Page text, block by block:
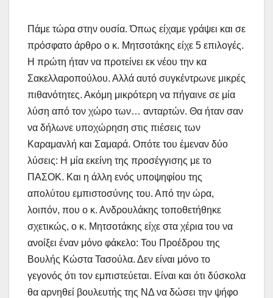
Πάμε τώρα στην ουσία. Όπως είχαμε γράψει και σε
πρόσφατο άρθρο ο κ. Μητσοτάκης είχε 5 επιλογές.
Η πρώτη ήταν να προτείνει εκ νέου την κα
Σακελλαροπούλου. Αλλά αυτό συγκέντρωνε μικρές
πιθανότητες. Ακόμη μικρότερη να πήγαινε σε μία
λύση από τον χώρο των… ανταρτών. Θα ήταν σαν
να δήλωνε υποχώρηση στις πιέσεις των
Καραμανλή και Σαμαρά. Οπότε του έμεναν δύο
λύσεις: Η μία εκείνη της προσέγγισης με το
ΠΑΣΟΚ. Και η άλλη ενός υποψηφίου της
απολύτου εμπιστοσύνης του. Από την ώρα,
λοιπόν, που ο κ. Ανδρουλάκης τοποθετήθηκε
σχετικώς, ο κ. Μητσοτάκης είχε στα χέρια του να
ανοίξει έναν μόνο φάκελο: Του Προέδρου της
Βουλής Κώστα Τασούλα. Δεν είναι μόνο το
γεγονός ότι τον εμπιστεύεται. Είναι και ότι δύσκολα
θα αρνηθεί βουλευτής της ΝΔ να δώσει την ψήφο